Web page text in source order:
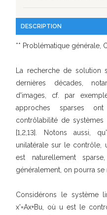
DESCRIPTION
** Problématique générale,
La recherche de
dernières décades,
d'images, cf. par
approches sparses
contrôlabilité de
[1,2,13]. Notons aussi,
unilatérale sur le contrôle,
est naturellement
généralement, on pourra se
Considérons le système
x'=Ax+Bu, où u est le